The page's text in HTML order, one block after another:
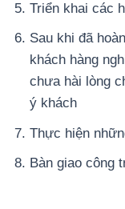
Triển khai các
Sau khi đã
khách hàng
chưa hài lòng
ý khách
Thực hiện
Bàn giao công